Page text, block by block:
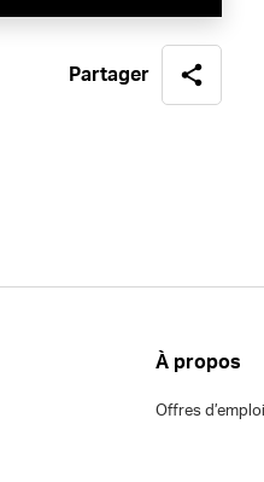
Partager
À propos
Offres d’emploi